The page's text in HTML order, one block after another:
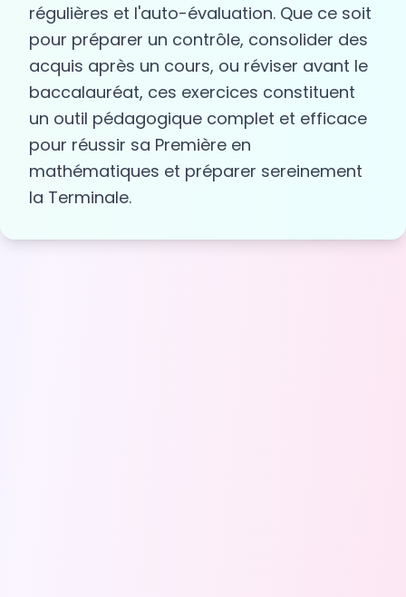
régulières et l'auto-évaluation. Que ce soit
pour préparer un contrôle, consolider des
acquis après un cours, ou réviser avant le
baccalauréat, ces exercices constituent
un outil pédagogique complet et efficace
pour réussir sa Première en
mathématiques et préparer sereinement
la Terminale.